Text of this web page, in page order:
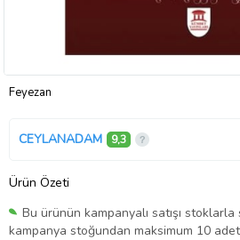
Feyezan
CEYLANADAM 9,3
Ürün Özeti
Bu ürünün kampanyalı satışı stoklarla
kampanya stoğundan maksimum 10